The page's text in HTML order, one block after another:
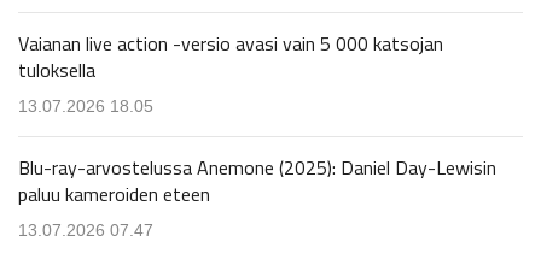
Vaianan live action -versio avasi vain 5 000 katsojan
tuloksella
13.07.2026 18.05
Blu-ray-arvostelussa Anemone (2025): Daniel Day-Lewisin
paluu kameroiden eteen
13.07.2026 07.47